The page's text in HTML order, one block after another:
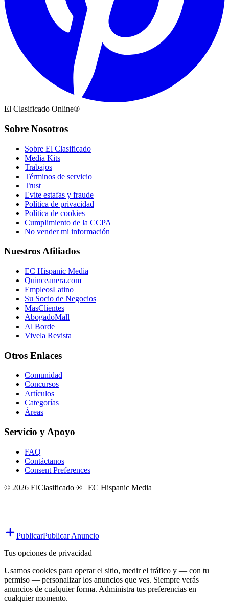
El Clasificado Online®
Sobre Nosotros
Sobre El Clasificado
Media Kits
Trabajos
Términos de servicio
Trust
Evite estafas y fraude
Política de privacidad
Política de cookies
Cumplimiento de la CCPA
No vender mi información
Nuestros Afiliados
EC Hispanic Media
Quinceanera.com
EmpleosLatino
Su Socio de Negocios
MasClientes
AbogadoMall
Al Borde
Vivela Revista
Otros Enlaces
Comunidad
Concursos
Artículos
Categorías
Áreas
Servicio y Apoyo
FAQ
Contáctanos
Consent Preferences
© 2026 ElClasificado ® | EC Hispanic Media
PublicarPublicar Anuncio
Tus opciones de privacidad
Usamos cookies para operar el sitio, medir el tráfico y — con tu
permiso — personalizar los anuncios que ves. Siempre verás
anuncios de cualquier forma. Administra tus preferencias en
cualquier momento.